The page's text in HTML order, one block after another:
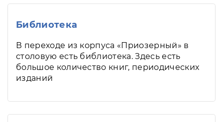
Библиотека
В переходе из корпуса «Приозерный» в
столовую есть библиотека. Здесь есть
большое количество книг, периодических
изданий